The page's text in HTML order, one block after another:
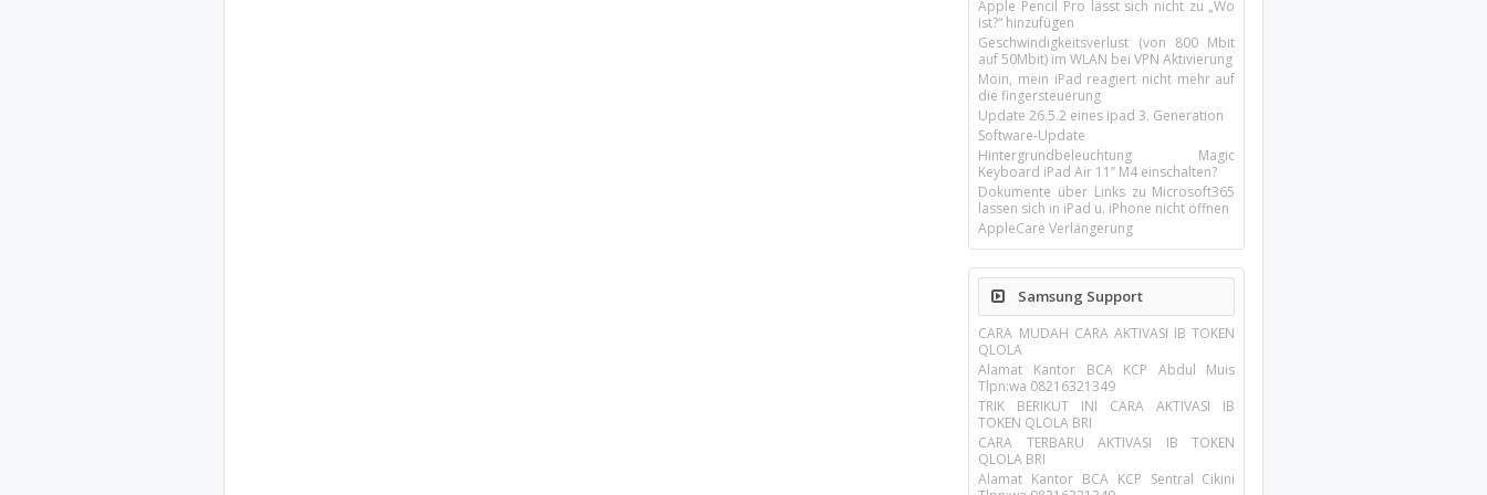
Apple Pencil Pro lässt sich nicht zu „Wo
ist?“ hinzufügen
Geschwindigkeitsverlust (von 800 Mbit
auf 50Mbit) im WLAN bei VPN Aktivierung
Moin, mein iPad reagiert nicht mehr auf
die fingersteuerung
Update 26.5.2 eines ipad 3. Generation
Software-Update
Hintergrundbeleuchtung Magic
Keyboard iPad Air 11’’ M4 einschalten?
Dokumente über Links zu Microsoft365
lassen sich in iPad u. iPhone nicht öffnen
AppleCare Verlängerung
Samsung Support
CARA MUDAH CARA AKTIVASI IB TOKEN
QLOLA
Alamat Kantor BCA KCP Abdul Muis
Tlpn:wa 08216321349
TRIK BERIKUT INI CARA AKTIVASI IB
TOKEN QLOLA BRI
CARA TERBARU AKTIVASI IB TOKEN
QLOLA BRI
Alamat Kantor BCA KCP Sentral Cikini